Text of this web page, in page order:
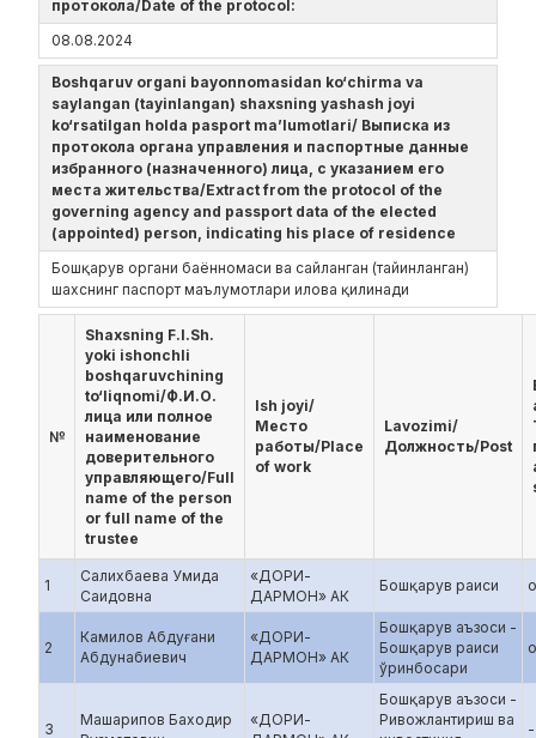
протокола/Date of the protocol:
08.08.2024
Boshqaruv organi bayonnomasidan ko‘chirma va
saylangan (tayinlangan) shaxsning yashash joyi
ko‘rsatilgan holda pasport ma’lumotlari/ Выписка из
протокола органа управления и паспортные данные
избранного (назначенного) лица, с указанием его
места жительства/Extract from the protocol of the
governing agency and passport data of the elected
(appointed) person, indicating his place of residence
Бошқарув органи баённомаси ва сайланган (тайинланган)
шахснинг паспорт маълумотлари илова қилинади
№
Shaxsning F.I.Sh.
yoki ishonchli
boshqaruvchining
to‘liqnomi/Ф.И.О.
лица или полное
наименование
доверительного
управляющего/Full
name of the person
or full name of the
trustee
Ish joyi/
Место
работы/Place
of work
Lavozimi/
Должность/Post
1
Салихбаева Умида
Саидовна
«ДОРИ-
ДАРМОН» АК
Бошқарув раиси
2
Камилов Абдуғани
Абдунабиевич
«ДОРИ-
ДАРМОН» АК
Бошқарув аъзоси -
Бошқарув раиси
ўринбосари
3
Машарипов Баходир
«ДОРИ-
Бошқарув аъзоси -
Ривожлантириш ва
-